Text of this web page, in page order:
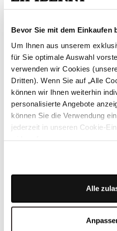
Bevor Sie mit dem Einkaufen
Um Ihnen aus unserem
für Sie optimale Auswahl
verwenden wir Cookies
Dritten). Wenn Sie auf „Alle
können wir Ihnen weiterhin
personalisierte Angebote
können Sie die Verwendung
jederzeit in unseren Cookie-
Alle
Navyblaues Dirndl mit Velours-Mieder -
ÄHNLICHE